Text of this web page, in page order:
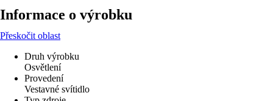
Informace o výrobku
Přeskočit oblast
Druh výrobku
Osvětlení
Provedení
Vestavné svítidlo